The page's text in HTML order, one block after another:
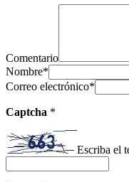
Comentario
Nombre*
Correo electrónico*
Captcha *
Escriba el